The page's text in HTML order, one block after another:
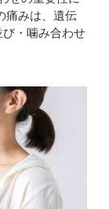
痛みは、遺伝
・噛み合わせ